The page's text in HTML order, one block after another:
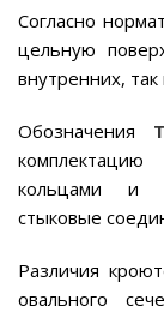
Согласно
цельную
внутренних,
Обозначения
кольцами и
стыковые
Различия
овального